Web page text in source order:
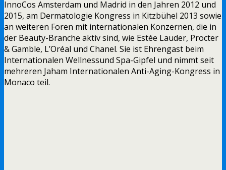
InnoCos Amsterdam und Madrid in den Jahren 2012 und
2015, am Dermatologie Kongress in Kitzbühel 2013 sowie
an weiteren Foren mit internationalen Konzernen, die in
der Beauty-Branche aktiv sind, wie Estée Lauder, Procter
& Gamble, L’Oréal und Chanel. Sie ist Ehrengast beim
Internationalen Wellnessund Spa-Gipfel und nimmt seit
mehreren Jaham Internationalen Anti-Aging-Kongress in
Monaco teil.